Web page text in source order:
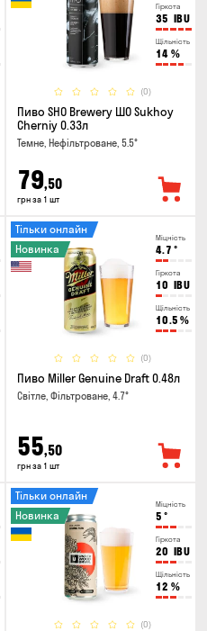
Гіркота
35 IBU
Щільність
14 %
(0)
Пиво SHO Brewery ШО Sukhoy
Cherniy 0.33л
Темне, Нефільтроване, 5.5°
79,50
грн за 1 шт
Міцність
4.7 °
Гіркота
10 IBU
Щільність
10.5 %
(0)
Тільки онлайн
Новинка
Пиво Miller Genuine Draft 0.48л
Світле, Фільтроване, 4.7°
55,50
грн за 1 шт
Міцність
5 °
Гіркота
20 IBU
Щільність
12 %
(0)
Тільки онлайн
Новинка